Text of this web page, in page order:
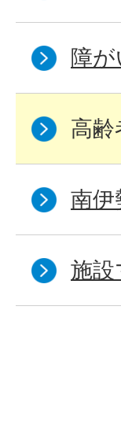
障
高齢
南伊
施設